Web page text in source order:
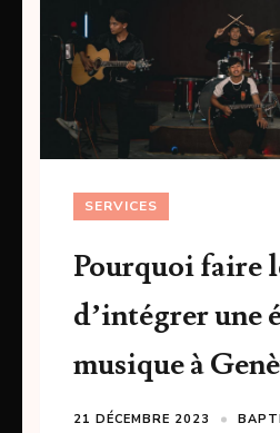
SERVICES
Pourquoi faire
d’intégrer une
musique à
21 DÉCEMBRE 2023